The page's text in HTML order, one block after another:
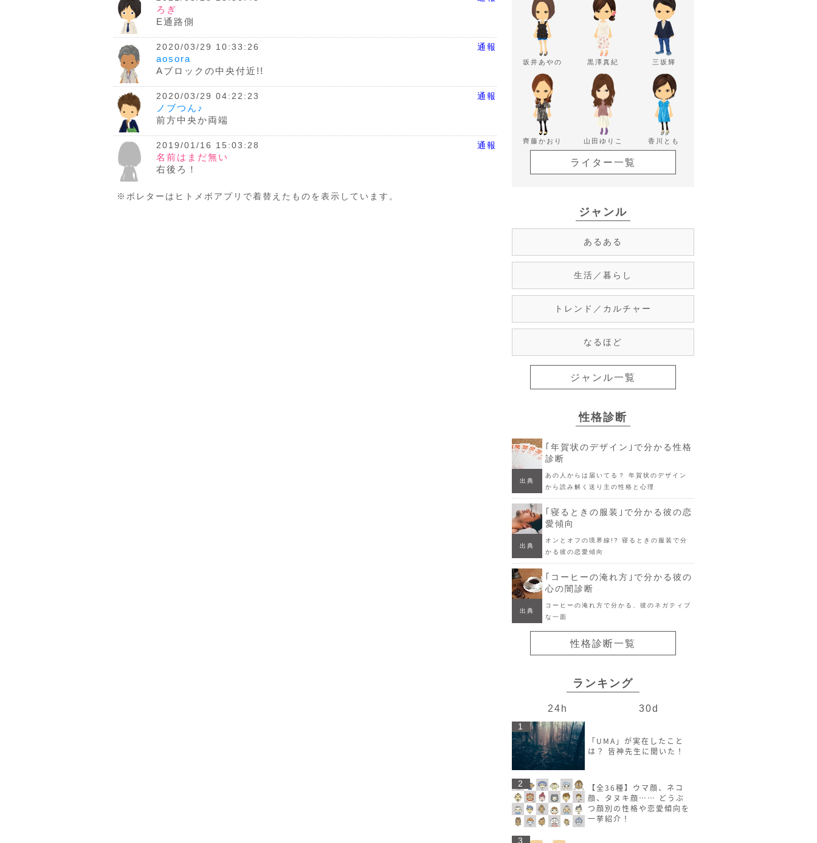
ろぎ
E通路側
2020/03/29 10:33:26
通報
aosora
Aブロックの中央付近!!
2020/03/29 04:22:23
通報
ノブつん♪
前方中央か両端
2019/01/16 15:03:28
通報
名前はまだ無い
右後ろ！
※ボレターはヒトメボアプリで着替えたものを表示しています。
坂井あやの 黒澤真紀 三坂輝
齊藤かおり 山田ゆりこ 香川とも
ライター一覧
ジャンル
あるある
生活／暮らし
トレンド／カルチャー
なるほど
ジャンル一覧
性格診断
｢年賀状のデザイン｣で分かる性格
診断
出典
あの人からは届いてる？ 年賀状のデザイン
から読み解く送り主の性格と心理
｢寝るときの服装｣で分かる彼の恋
愛傾向
出典
オンとオフの境界線!? 寝るときの服装で分
かる彼の恋愛傾向
｢コーヒーの淹れ方｣で分かる彼の
心の闇診断
出典
コーヒーの淹れ方で分かる、彼のネガティブ
な一面
性格診断一覧
ランキング
24h 30d
1
「UMA」が実在したこと
は？ 皆神先生に聞いた！
2
【全36種】ウマ顔、ネコ
顔、タヌキ顔…… どうぶ
つ顔別の性格や恋愛傾向を
一挙紹介！
3